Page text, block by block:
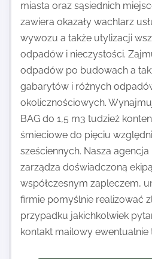
miasta oraz sąsiednich
zawiera okazały wachlarz
wywozu a także utylizacji
odpadów i nieczystości.
odpadów po budowach a
gabarytów i różnych
okolicznościowych.
BAG do 1,5 m3 tudzież
śmieciowe do pięciu
sześciennych. Nasza
zarządza doświadczoną
współczesnym zapleczem,
firmie pomyślnie realizować
przypadku jakichkolwiek
kontakt mailowy ewentualnie